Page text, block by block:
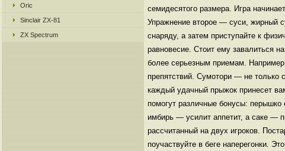
Oric
Sinclair ZX-81
ZX Spectrum
семидесятого размера. Игра
Упражнение второе — суси, жирный
снаряду, а затем приступайте к
равновесие. Стоит ему завалиться
более серьезным приемам.
препятствий. Сумотори — не только
каждый удачный прыжок принесет
помогут различные бонусы:
имбирь — усилит аппетит, а саке —
рассчитанный на двух игроков.
поучаствуйте в беге наперегонки.